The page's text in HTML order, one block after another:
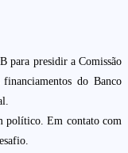
para presidir a Comissão
do Banco
político. Em contato com